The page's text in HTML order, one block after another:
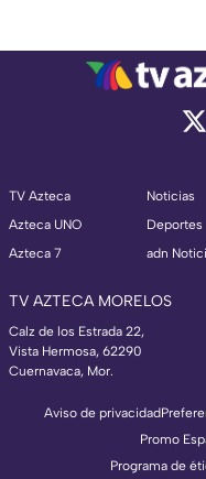
TV Azteca
Azteca UNO
Azteca 7
Noticias
Deportes
adn
TV AZTECA MORELOS
Calz de los Estrada 22,
Vista Hermosa, 62290
Cuernavaca, Mor.
Aviso de privacidad
Promo
Programa de